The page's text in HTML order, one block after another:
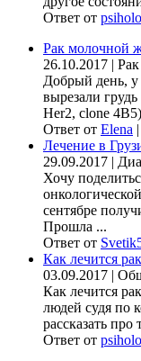
Ответ от
Рак молочной
26.10.2017 |
Добрый день,
вырезали
Her2, clone
Ответ от Elena |
Лечение в
29.09.2017 |
Хочу
сентябре
Прошла ...
Ответ от
Как лечится
03.09.2017 |
Как лечится
людей судя по
рассказать
Ответ от